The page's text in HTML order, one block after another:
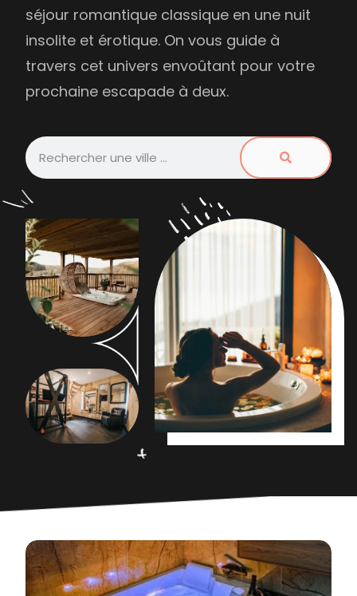
séjour romantique classique en une nuit
insolite et érotique. On vous guide à
travers cet univers envoûtant pour votre
prochaine escapade à deux.